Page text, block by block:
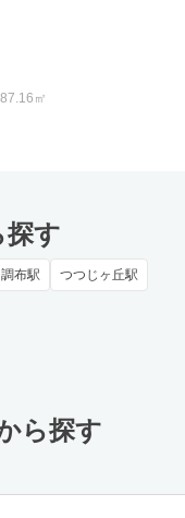
㎡
探す
調布駅 つつじヶ丘駅
ら探す